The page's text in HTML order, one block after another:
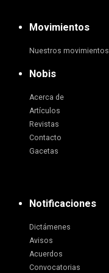
Movimientos
Nuestros movimientos
Nobis
Acerca de
Artículos
Revistas
Contacto
Gacetas
Notificaciones
Dictámenes
Avisos
Acuerdos
Convocatorias